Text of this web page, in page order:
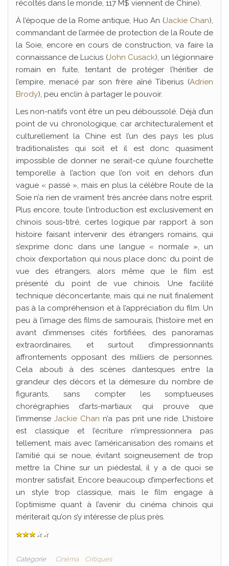
récoltés dans le monde, 117 M$ viennent de Chine).
À l’époque de la Rome antique, Huo An (Jackie Chan),
commandant de l’armée de protection de la Route de
la Soie, encore en cours de construction, va faire la
connaissance de Lucius (John Cusack), un légionnaire
romain en fuite, tentant de protéger l’héritier de
l’empire, menacé par son frère aîné Tiberius (Adrien
Brody), peu enclin à partager le pouvoir.
Les non-natifs vont être un peu déboussolé. Déjà d’un
point de vu chronologique, car architecturalement et
culturellement la Chine est l’un des pays les plus
traditionalistes qui soit et il est donc quasiment
impossible de donner ne serait-ce qu’une fourchette
temporelle à l’action que l’on voit en dehors d’un
vague « passé », mais en plus la célèbre Route de la
Soie n’a rien de vraiment très ancrée dans notre esprit.
Plus encore, toute l’introduction est exclusivement en
chinois sous-titré, certes logique par rapport à son
histoire faisant intervenir des étrangers romains, qui
s’exprime donc dans une langue « normale », un
choix d’exportation qui nous place donc du point de
vue des étrangers, alors même que le film est
présenté du point de vue chinois. Une facilité
technique déconcertante, mais qui ne nuit finalement
pas à la compréhension et à l’appréciation du film. Un
peu à l’image des films de samouraïs, l’histoire met en
avant d’immenses cités fortifiées, des panoramas
extraordinaires, et surtout d’impressionnants
affrontements opposant des milliers de personnes.
Cela abouti à des scènes dantesques entre la
grandeur des décors et la démesure du nombre de
figurants, sans compter les somptueuses
chorégraphies d’arts-martiaux qui prouve que
l’immenseJackie Chan n’a pas prit une ride. L’histoire
est classique et l’écriture n’impressionnera pas
tellement, mais avec l’américanisation des romains et
l’amitié qui se noue, évitant soigneusement de trop
mettre la Chine sur un piédestal, il y a de quoi se
montrer satisfait. Encore beaucoup d’imperfections et
un style trop classique, mais le film engage à
l’optimisme quant à l’avenir du cinéma chinois qui
mériterait qu’on s’y intéresse de plus près.
Catégorie Cinéma Critiques